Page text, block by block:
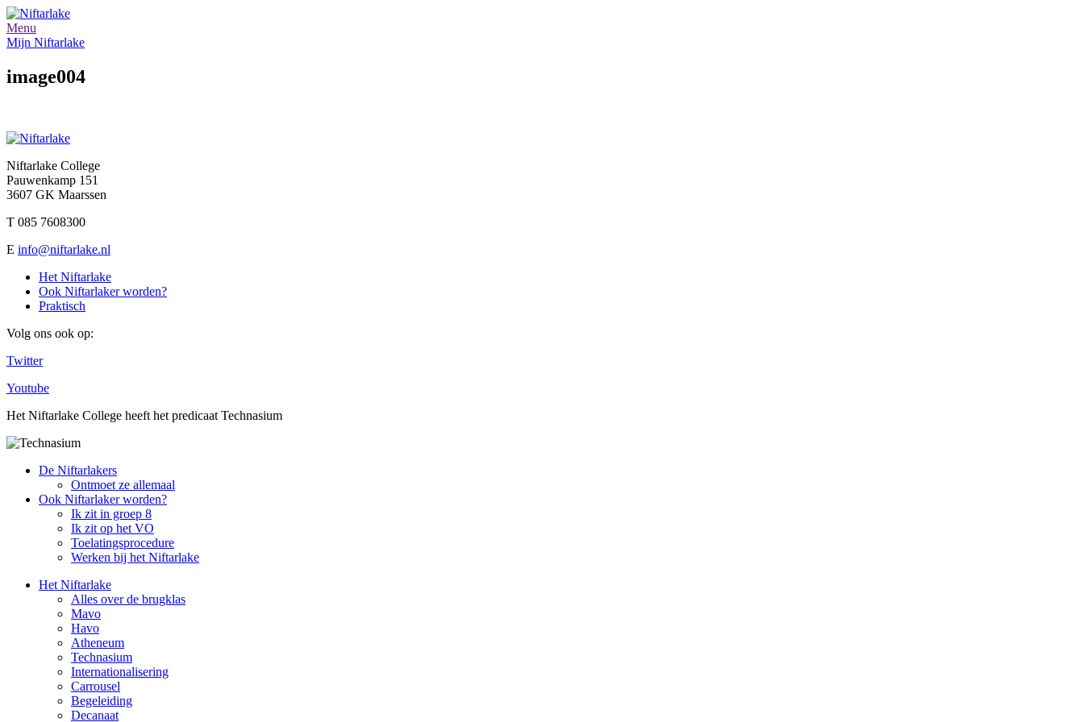
Menu
Mijn Niftarlake
image004
Niftarlake College
Pauwenkamp 151
3607 GK Maarssen
T 085 7608300
E info@niftarlake.nl
Het Niftarlake
Ook Niftarlaker worden?
Praktisch
Volg ons ook op:
Twitter
Youtube
Het Niftarlake College heeft het predicaat Technasium
De Niftarlakers
Ontmoet ze allemaal
Ook Niftarlaker worden?
Ik zit in groep 8
Ik zit op het VO
Toelatingsprocedure
Werken bij het Niftarlake
Het Niftarlake
Alles over de brugklas
Mavo
Havo
Atheneum
Technasium
Internationalisering
Carrousel
Begeleiding
Decanaat